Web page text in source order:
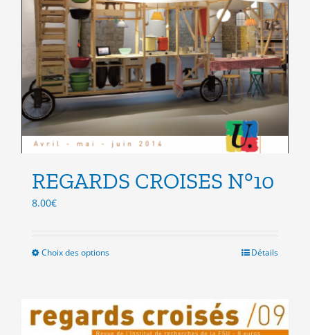
REGARDS CROISES N°10
8.00€
Choix des optionsCe
variations.
Les
Détails